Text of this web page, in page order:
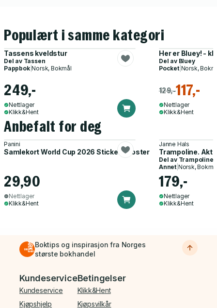
Populært i samme kategori
Tassens kveldstur
Del av Tassen
Pappbok|Norsk, Bokmål
249,-
Nettlager
Klikk&Hent
Her er Bluey! -
Del av Bluey
Pocket| Norsk,
129,-117,-
Nettlager
Klikk&Hent
Anbefalt for deg
Panini
Samlekort World Cup 2026 Sticker Booster
29,90
Nettlager
Klikk&Hent
Janne Hals
Trampoline.
Del av Trampoline
Annet| Norsk,
179,-
Nettlager
Klikk&Hent
Boktips og inspirasjon fra Norges
største bokhandel
Bunnmeny
Kundeservice
Kundeservice
Kjøpshjelp
Betingelser
Klikk&Hent
Kjøpsvilkår